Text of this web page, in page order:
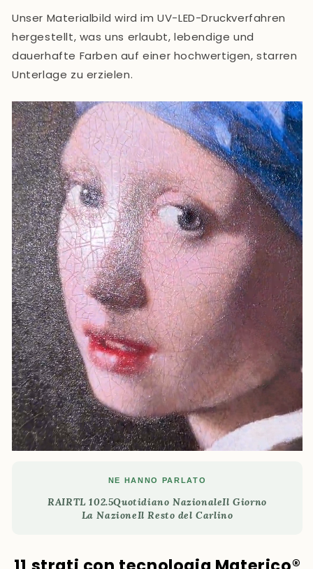
Unser Materialbild wird im UV-LED-Druckverfahren
hergestellt, was uns erlaubt, lebendige und
dauerhafte Farben auf einer hochwertigen, starren
Unterlage zu erzielen.
NE HANNO PARLATO
RAIRTL 102.5Quotidiano NazionaleIl Giorno
La NazioneIl Resto del Carlino